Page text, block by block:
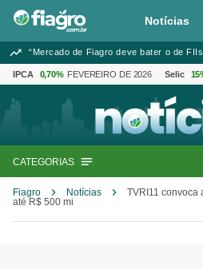
Notícias
“Mercado de Fiagro deve bater o de
IPCA 0,70% FEVEREIRO DE 2026 Selic
CATEGORIAS
Fiagro Notícias
TVRI11 convoca
até R$ 500 mi